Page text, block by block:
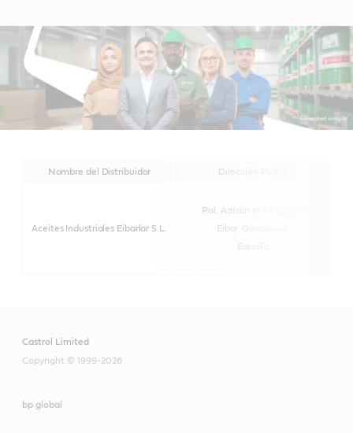
Nombre del Distribuidor Dirección Postal
Aceites Industriales Eibarlar S.L.
Pol. Azitain N.º 7 20600
Eibar, Guipúzcoa,
Castrol Limited
Copyright © 1999-2026
bp global